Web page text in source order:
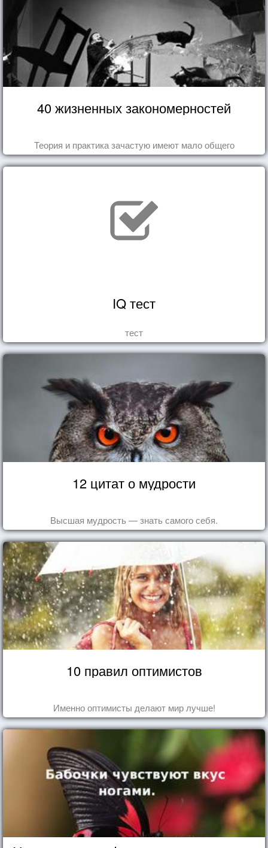
40 жизненных закономерностей
Теория и практика зачастую имеют мало общего
IQ тест
тест
12 цитат о мудрости
Высшая мудрость — знать самого себя.
10 правил оптимистов
Именно оптимисты делают мир лучше!